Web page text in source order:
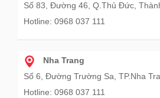
Số 83, Đường 46, Q.Thủ Đức,
Hotline: 0968 037 111
Nha Trang
Số 6, Đường Trường Sa, TP.Nha
Hotline: 0968 037 111